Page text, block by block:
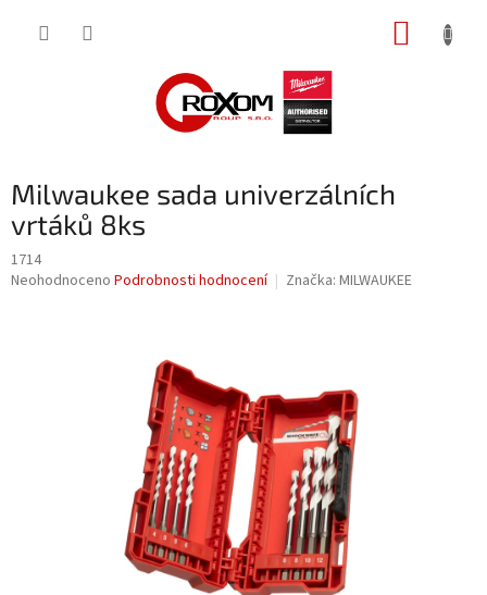
Milwaukee sada univerzálních
vrtáků 8ks
1714
Průměrné
Neohodnoceno Podrobnosti hodnocení Značka: MILWAUKEE